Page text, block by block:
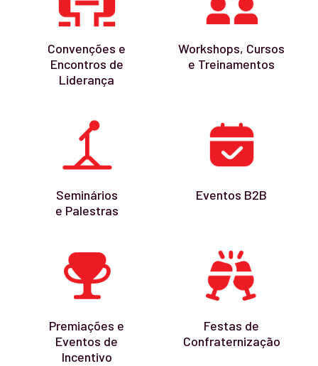
Convenções e
Encontros de
Liderança
Workshops, Cursos
e Treinamentos
Seminários
e Palestras
Eventos B2B
Premiações e
Eventos de
Incentivo
Festas de
Confraternização